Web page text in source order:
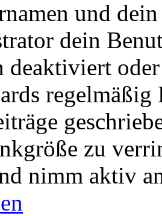
und
dein
deaktiviert
zu
nimm aktiv